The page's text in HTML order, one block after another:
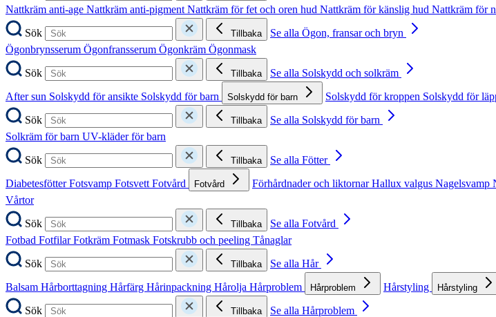
Nattkräm anti-age Nattkräm anti-pigment Nattkräm för fet och oren hud Nattkräm för känslig hud Nattkräm för
Sök
Tillbaka
Se alla Ögon, fransar och bryn
Ögonbrynsserum Ögonfransserum Ögonkräm Ögonmask
Sök
Tillbaka
Se alla Solskydd och solkräm
After sun Solskydd för ansikte Solskydd för barn Solskydd för barn Solskydd för kroppen Solskydd för
Sök
Tillbaka
Se alla Solskydd för barn
Solkräm för barn UV-kläder för barn
Sök
Tillbaka
Se alla Fötter
DiabetesfötterFotsvamp Fotsvett Fotvård Fotvård Förhårdnader och liktornarHallux valgus Nagelsvamp
Vårtor
Sök
Tillbaka
Se alla Fotvård
Fotbad FotfilarFotkräm Fotmask Fotskrubb och peeling Tånaglar
Sök
Tillbaka
Se alla Hår
Balsam Hårborttagning Hårfärg Hårinpackning Hårolja Hårproblem Hårproblem Hårstyling Hårstyling
Sök
Tillbaka
Se alla Hårproblem